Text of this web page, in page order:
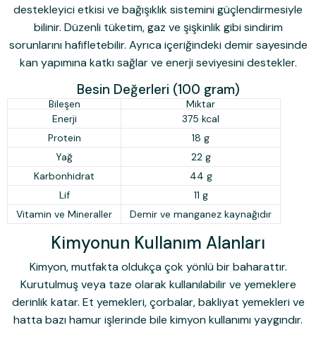
destekleyici etkisi ve bağışıklık sistemini güçlendirmesiyle
bilinir. Düzenli tüketim, gaz ve şişkinlik gibi sindirim
sorunlarını hafifletebilir. Ayrıca içeriğindeki demir sayesinde
kan yapımına katkı sağlar ve enerji seviyesini destekler.
Besin Değerleri (100 gram)
Bileşen
Miktar
Enerji
375 kcal
Protein
18 g
Yağ
22 g
Karbonhidrat
44 g
Lif
11 g
Vitamin ve Mineraller
Demir ve manganez kaynağıdır
Kimyonun Kullanım Alanları
Kimyon, mutfakta oldukça çok yönlü bir baharattır.
Kurutulmuş veya taze olarak kullanılabilir ve yemeklere
derinlik katar. Et yemekleri, çorbalar, bakliyat yemekleri ve
hatta bazı hamur işlerinde bile kimyon kullanımı yaygındır.